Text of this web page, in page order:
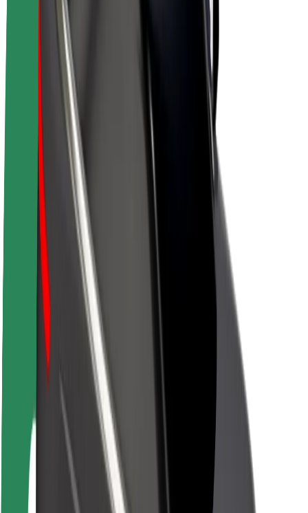
Zarada vozača
Dostavljači
Zarada dostavljača
Bolt Food trgovci
Flote
Franšize
Tvrtka
Karijere
O platformi Bolt
Održivost uz Bolt
Projekt nula
Novosti
Smjernice za brend
Odnosi s investitorima
Mediji
Urban Fund